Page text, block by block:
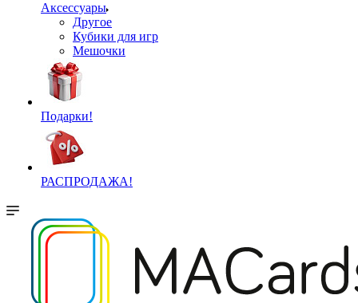
Аксессуары
Другое
Кубики для игр
Мешочки
Подарки!
РАСПРОДАЖА!